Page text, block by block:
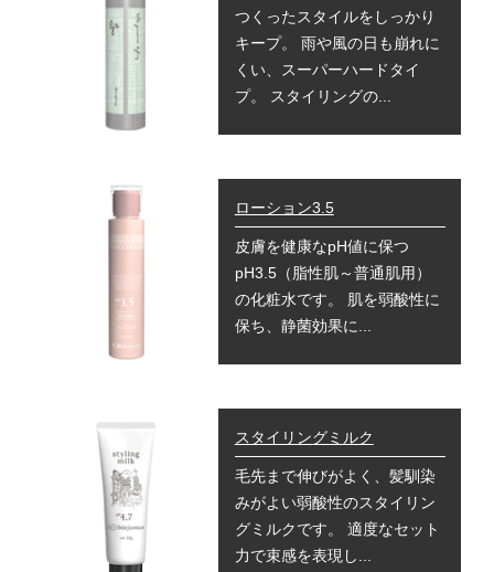
つくったスタイルをしっかり
キープ。 雨や風の日も崩れに
くい、スーパーハードタイ
プ。 スタイリングの...
ローション3.5
皮膚を健康なpH値に保つ
pH3.5（脂性肌～普通肌用）
の化粧水です。 肌を弱酸性に
保ち、静菌効果に...
スタイリングミルク
毛先まで伸びがよく、髪馴染
みがよい弱酸性のスタイリン
グミルクです。 適度なセット
力で束感を表現し...